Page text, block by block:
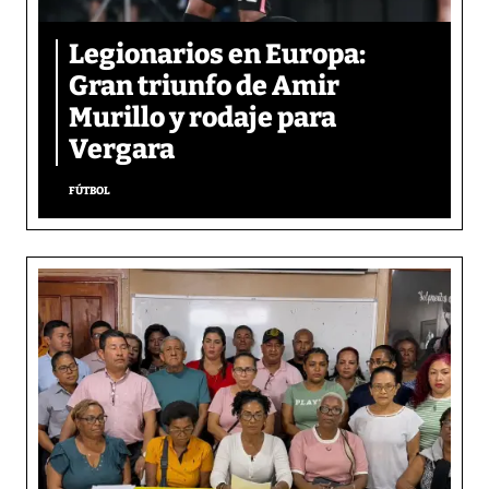
Legionarios en Europa:
Gran triunfo de Amir
Murillo y rodaje para
Vergara
FÚTBOL